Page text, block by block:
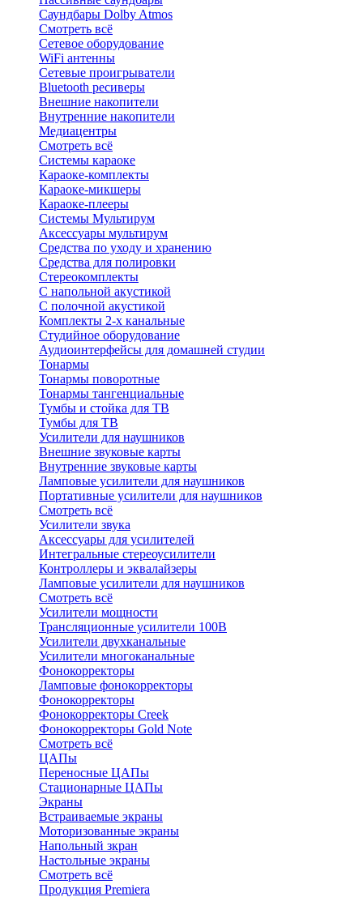
Саундбары Dolby Atmos
Смотреть всё
Сетевое оборудование
WiFi антенны
Сетевые проигрыватели
Bluetooth ресиверы
Внешние накопители
Внутренние накопители
Медиацентры
Смотреть всё
Системы караоке
Караоке-комплекты
Караоке-микшеры
Караоке-плееры
Системы Мультирум
Аксессуары мультирум
Средства по уходу и хранению
Средства для полировки
Стереокомплекты
C напольной акустикой
C полочной акустикой
Комплекты 2-х канальные
Студийное оборудование
Аудиоинтерфейсы для домашней студии
Тонармы
Тонармы поворотные
Тонармы тангенциальные
Тумбы и стойка для ТВ
Тумбы для ТВ
Усилители для наушников
Внешние звуковые карты
Внутренние звуковые карты
Ламповые усилители для наушников
Портативные усилители для наушников
Смотреть всё
Усилители звука
Аксессуары для усилителей
Интегральные стереоусилители
Контроллеры и эквалайзеры
Ламповые усилители для наушников
Смотреть всё
Усилители мощности
Трансляционные усилители 100В
Усилители двухканальные
Усилители многоканальные
Фонокорректоры
Ламповые фонокорректоры
Фонокорректоры
Фонокорректоры Creek
Фонокорректоры Gold Note
Смотреть всё
ЦАПы
Переносные ЦАПы
Стационарные ЦАПы
Экраны
Встраиваемые экраны
Моторизованные экраны
Напольный зкран
Настольные экраны
Смотреть всё
Продукция Premiera